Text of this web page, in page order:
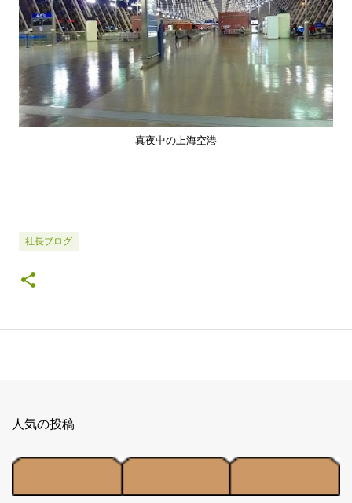
真夜中の上海空港
社長ブログ
人気の投稿